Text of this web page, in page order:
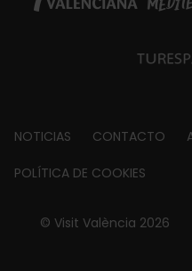
Footer
about
NOTICIAS CONTACTO
POLÍTICA DE COOKIES
© Visit València 2026